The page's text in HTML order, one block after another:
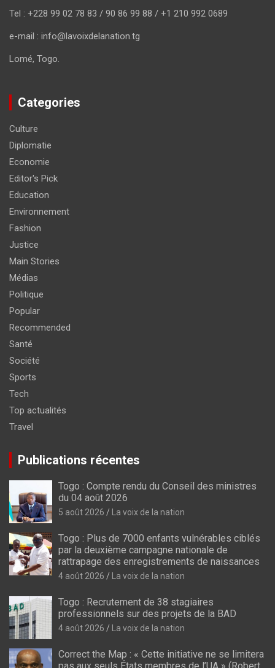
Tel : +228 99 02 78 83 / 90 86 99 88 / +1 210 992 0689
e-mail : info@lavoixdelanation.tg
Lomé, Togo.
Categories
Culture
Diplomatie
Economie
Editor's Pick
Education
Environnement
Fashion
Justice
Main Stories
Médias
Politique
Popular
Recommended
Santé
Société
Sports
Tech
Top actualités
Travel
Publications récentes
Togo : Compte rendu du Conseil des ministres
du 04 août 2026
5 août 2026 La voix de la nation
Togo : Plus de 7000 enfants vulnérables ciblés
par la deuxième campagne nationale de
rattrapage des enregistrements de naissances
4 août 2026 La voix de la nation
Togo : Recrutement de 38 stagiaires
professionnels sur des projets de la BAD
4 août 2026 La voix de la nation
Correct the Map : « Cette initiative ne se limitera